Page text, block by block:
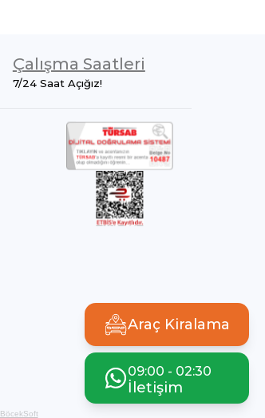
Çalışma Saatleri
7/24 Saat Açığız!
BöcekSoft
Araç Kiralama
09:00 - 02:30
İletişim